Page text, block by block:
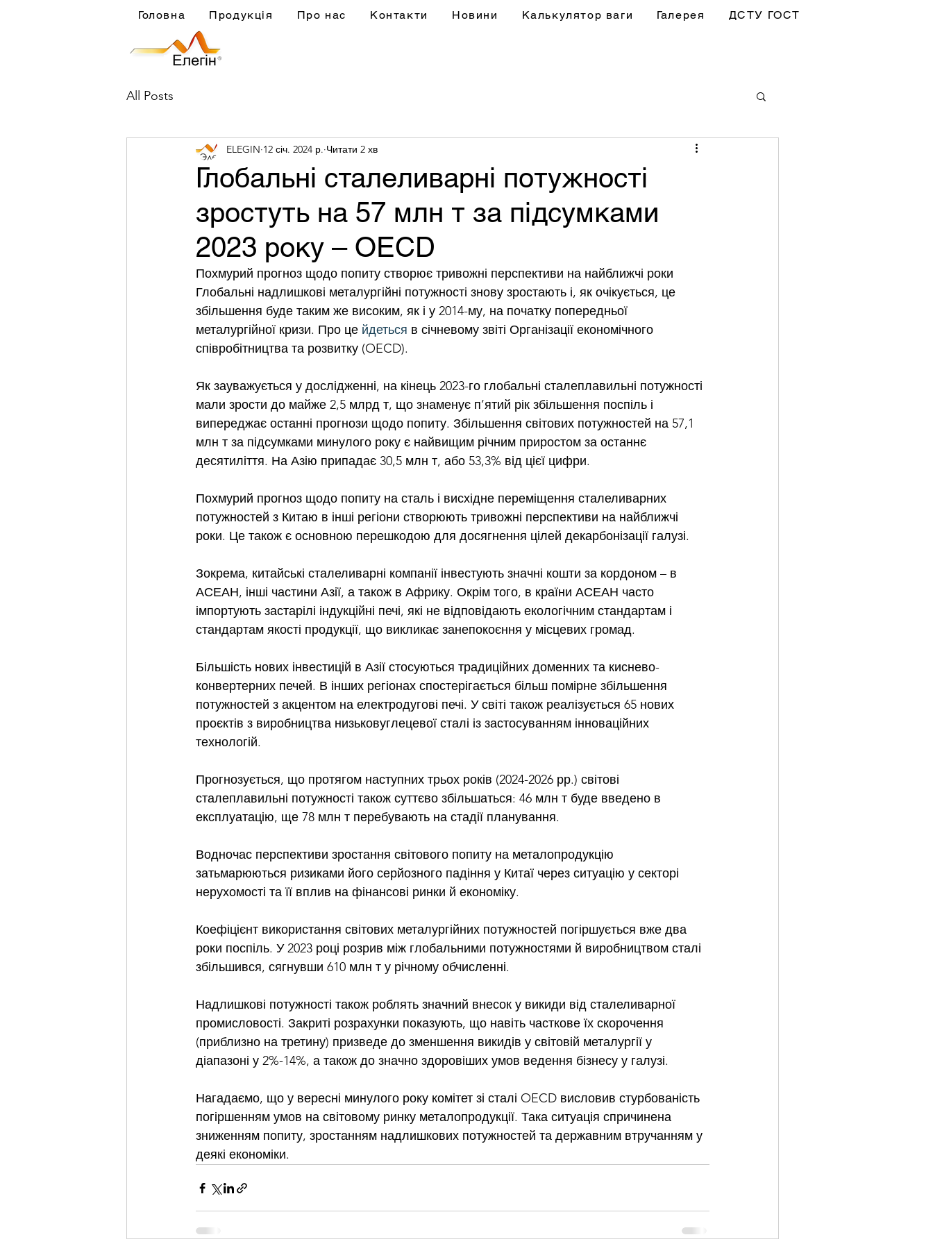
Головна Продукція Про нас Контакти Новини Калькулятор ваги Галерея ДСТУ ГОСТ
All Posts
Глобальні сталеливарні потужності
зростуть на 57 млн т за підсумками
2023 року – OECD
ELEGIN 12 січ. 2024 р. Читати 2 хв
Похмурий прогноз щодо попиту створює тривожні перспективи на найближчі роки
Глобальні надлишкові металургійні потужності знову зростають і, як очікується, це
збільшення буде таким же високим, як і у 2014-му, на початку попередньої
металургійної кризи. Про це йдеться в січневому звіті Організації економічного
співробітництва та розвитку (OECD).
Як зауважується у дослідженні, на кінець 2023-го глобальні сталеплавильні потужності
мали зрости до майже 2,5 млрд т, що знаменує п’ятий рік збільшення поспіль і
випереджає останні прогнози щодо попиту. Збільшення світових потужностей на 57,1
млн т за підсумками минулого року є найвищим річним приростом за останнє
десятиліття. На Азію припадає 30,5 млн т, або 53,3% від цієї цифри.
Похмурий прогноз щодо попиту на сталь і висхідне переміщення сталеливарних
потужностей з Китаю в інші регіони створюють тривожні перспективи на найближчі
роки. Це також є основною перешкодою для досягнення цілей декарбонізації галузі.
Зокрема, китайські сталеливарні компанії інвестують значні кошти за кордоном – в
АСЕАН, інші частини Азії, а також в Африку. Окрім того, в країни АСЕАН часто
імпортують застарілі індукційні печі, які не відповідають екологічним стандартам і
стандартам якості продукції, що викликає занепокоєння у місцевих громад.
Більшість нових інвестицій в Азії стосуються традиційних доменних та киснево-
конвертерних печей. В інших регіонах спостерігається більш помірне збільшення
потужностей з акцентом на електродугові печі. У світі також реалізується 65 нових
проєктів з виробництва низьковуглецевої сталі із застосуванням інноваційних
технологій.
Прогнозується, що протягом наступних трьох років (2024-2026 рр.) світові
сталеплавильні потужності також суттєво збільшаться: 46 млн т буде введено в
експлуатацію, ще 78 млн т перебувають на стадії планування.
Водночас перспективи зростання світового попиту на металопродукцію
затьмарюються ризиками його серйозного падіння у Китаї через ситуацію у секторі
нерухомості та її вплив на фінансові ринки й економіку.
Коефіцієнт використання світових металургійних потужностей погіршується вже два
роки поспіль. У 2023 році розрив між глобальними потужностями й виробництвом сталі
збільшився, сягнувши 610 млн т у річному обчисленні.
Надлишкові потужності також роблять значний внесок у викиди від сталеливарної
промисловості. Закриті розрахунки показують, що навіть часткове їх скорочення
(приблизно на третину) призведе до зменшення викидів у світовій металургії у
діапазоні у 2%-14%, а також до значно здоровіших умов ведення бізнесу у галузі.
Нагадаємо, що у вересні минулого року комітет зі сталі OECD висловив стурбованість
погіршенням умов на світовому ринку металопродукції. Така ситуація спричинена
зниженням попиту, зростанням надлишкових потужностей та державним втручанням у
деякі економіки.